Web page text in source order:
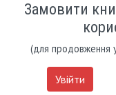
Замовити
(для продовження
Увійти